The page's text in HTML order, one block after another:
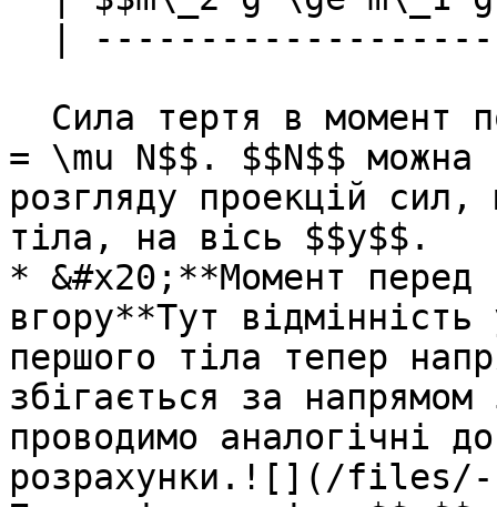
= \mu N$$. $$N$$ можна
розгляду проекцiй сил,
тiла, на вiсь $$y$$.
* &#x20;**Момент перед
вгору**Тут вiдмiннiсть
першого тiла тепер
збігається за
проводимо аналогiчнi
розрахунки.![](/files/-